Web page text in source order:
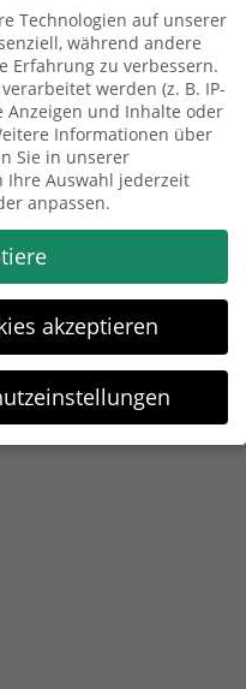
Daten entsprechend der
Anfrage senden
Technologien auf unserer
während andere
Erfahrung zu verbessern.
werden (z. B. IP-
Anzeigen und Inhalte oder
Informationen über
Sie in unserer
Ihre Auswahl jederzeit
anpassen.
akzeptieren
Ihre Zustimmung zu
müssen Sie Ihre